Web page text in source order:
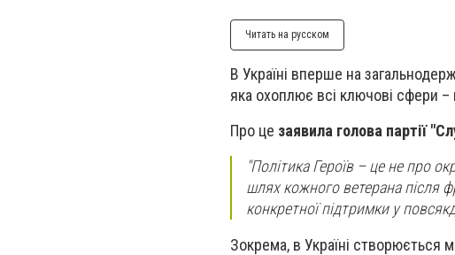
Читать на русском
В Україні вперше на
яка охоплює всі ключові сфери –
Про це заявила голова партії
"Політика Героїв – це не про
шлях кожного ветерана після
конкретної підтримки у
Зокрема, в Україні створюється